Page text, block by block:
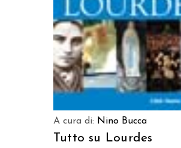
A cura di: Nino Bucca
Tutto su Lourdes